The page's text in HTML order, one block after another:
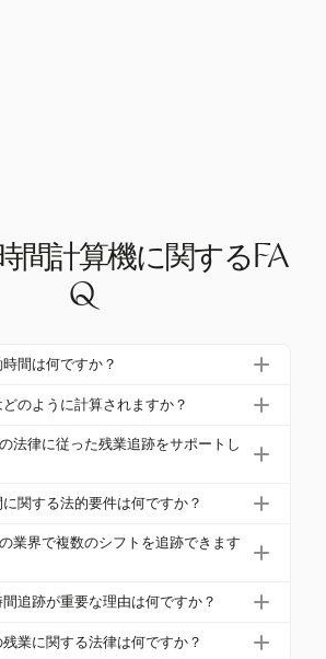
間計算機に関するFA
Q
間は何ですか？
の労働時間は1日あたり9時間、1週
行を確保するために設定されてお
法の規定の一部です。
のように計算されますか？
、1日あたり9時間または1週間あた
作業に基づいて計算されます。残
に対して公正な報酬を確保しま
法律に従った残業追跡をサポートし
残業時間の追跡をサポートしていま
た設定を手動で行い、残業手当の
できます。
関する法的要件は何ですか？
は、連続して5時間働いた後に最低
る必要があります。一部の州で
を確保するために設けられていま
業界で複数のシフトを追跡できます
タイマーと手動入力機能を使用して
持つ業界に適しています。さまざ
追跡が重要な理由は何ですか？
、インドで労働法に準拠し、残業
業に関する法律は何ですか？